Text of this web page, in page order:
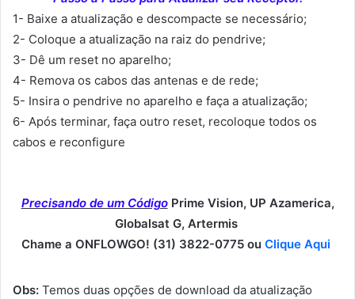
1- Baixe a atualização e descompacte se necessário;
2- Coloque a atualização na raiz do pendrive;
3- Dê um reset no aparelho;
4- Remova os cabos das antenas e de rede;
5- Insira o pendrive no aparelho e faça a atualização;
6- Após terminar, faça outro reset, recoloque todos os
cabos e reconfigure
Precisando de um Código Prime Vision, UP Azamerica,
Globalsat G, Artermis
Chame a ONFLOWGO! (31) 3822-0775 ou Clique Aqui
Obs: Temos duas opções de download da atualização